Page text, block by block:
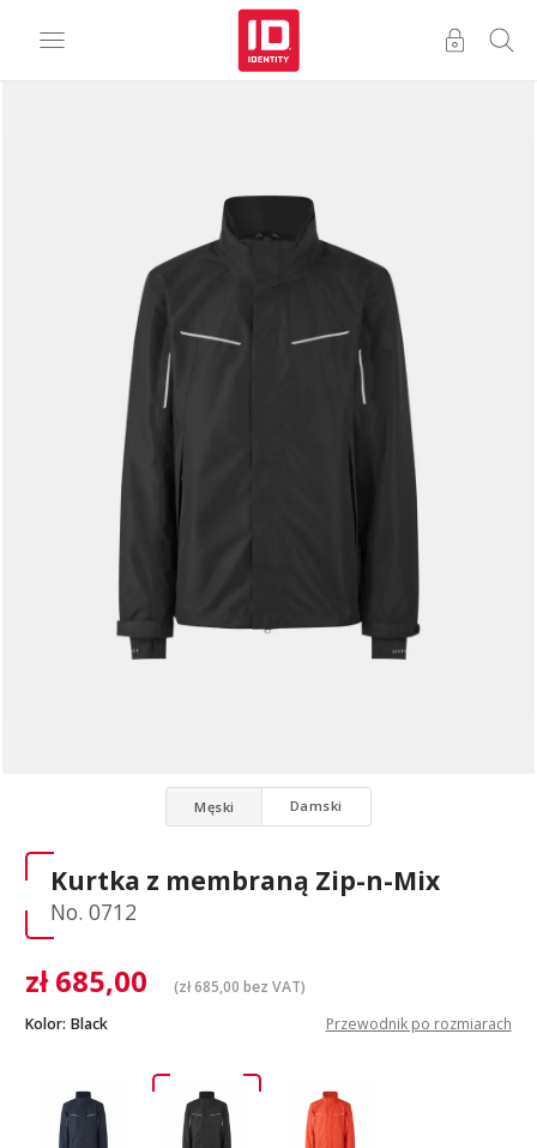
Męski Damski
Kurtka z membraną Zip-n-Mix
No. 0712
zł 685,00 (zł685,00 bez VAT)
Kolor: Black Przewodnik po rozmiarach